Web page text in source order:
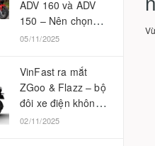
ADV 160 và ADV
150 – Nên chọn
phiên bản nào
05/11/2025
VinFast ra mắt
ZGoo & Flazz – bộ
đôi xe điện không
cần bằng lái
02/11/2025